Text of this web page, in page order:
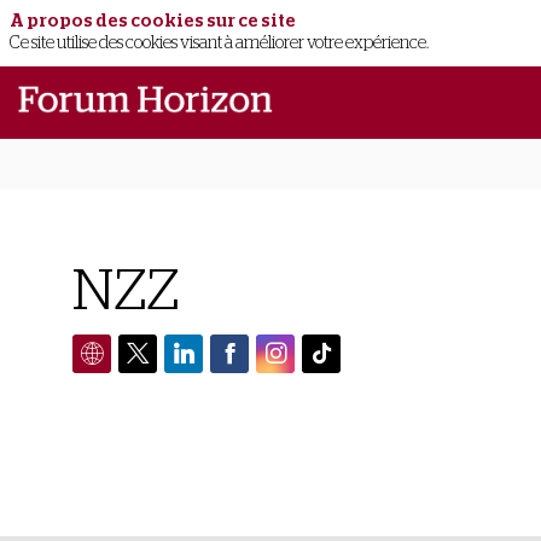
NZZ
A propos des cookies sur ce site
Ce site utilise des cookies visant à améliorer votre expérience.